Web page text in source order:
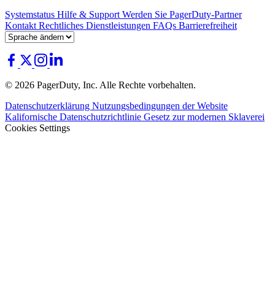
Systemstatus Hilfe & Support Werden Sie PagerDuty-Partner
Kontakt Rechtliches Dienstleistungen FAQs Barrierefreiheit
© 2026 PagerDuty, Inc. Alle Rechte vorbehalten.
Datenschutzerklärung Nutzungsbedingungen der Website
Kalifornische Datenschutzrichtlinie Gesetz zur modernen Sklaverei
Cookies Settings